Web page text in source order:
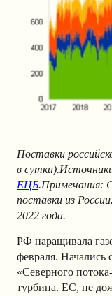
Поставки
в
ЕЦБ.Примечания:
поставки из
2022 года.
РФ наращивала
февраля. Начались
«Северного
турбина. ЕС, не